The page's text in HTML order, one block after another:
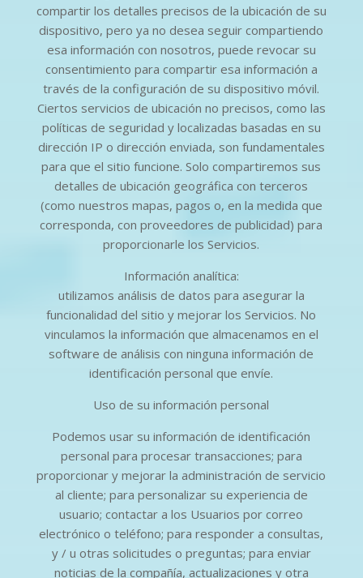
compartir los detalles precisos de la ubicación de su
dispositivo, pero ya no desea seguir compartiendo
esa información con nosotros, puede revocar su
consentimiento para compartir esa información a
través de la configuración de su dispositivo móvil.
Ciertos servicios de ubicación no precisos, como las
políticas de seguridad y localizadas basadas en su
dirección IP o dirección enviada, son fundamentales
para que el sitio funcione. Solo compartiremos sus
detalles de ubicación geográfica con terceros
(como nuestros mapas, pagos o, en la medida que
corresponda, con proveedores de publicidad) para
proporcionarle los Servicios.
Información analítica:
utilizamos análisis de datos para asegurar la
funcionalidad del sitio y mejorar los Servicios. No
vinculamos la información que almacenamos en el
software de análisis con ninguna información de
identificación personal que envíe.
Uso de su información personal
Podemos usar su información de identificación
personal para procesar transacciones; para
proporcionar y mejorar la administración de servicio
al cliente; para personalizar su experiencia de
usuario; contactar a los Usuarios por correo
electrónico o teléfono; para responder a consultas,
y / u otras solicitudes o preguntas; para enviar
noticias de la compañía, actualizaciones y otra